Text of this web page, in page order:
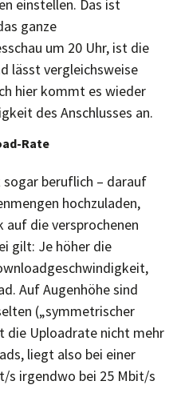
einstellen. Das ist
ganze
um 20 Uhr, ist die
lässt vergleichsweise
hier kommt es wieder
des Anschlusses an.
Rate
beruflich – darauf
hochzuladen,
die versprochenen
gilt: Je höher die
Auf Augenhöhe sind
(„symmetrischer
die Uploadrate nicht mehr
liegt also bei einer
s irgendwo bei 25 Mbit/s